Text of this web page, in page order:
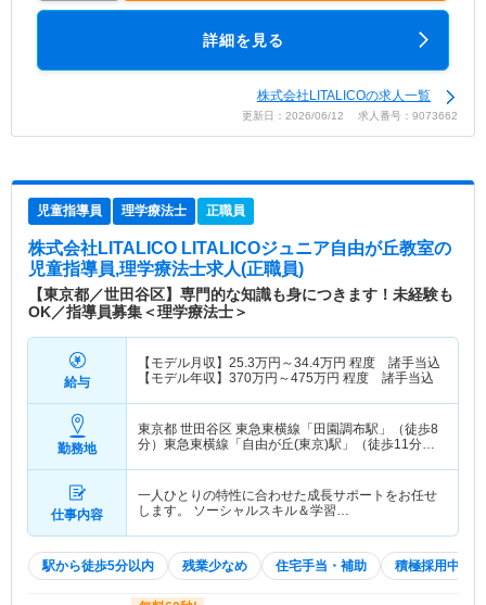
詳細を見る
株式会社LITALICOの求人一覧
更新日：2026/06/12 求人番号：9073662
児童指導員 理学療法士 正職員
株式会社LITALICO LITALICOジュニア自由が丘教室の
児童指導員,理学療法士求人(正職員)
【東京都／世田谷区】専門的な知識も身につきます！未経験も
OK／指導員募集＜理学療法士＞
給与
【モデル月収】 25.3万円～34.4万円 程度 諸手当込
【モデル年収】 370万円～475万円 程度 諸手当込
勤務地
東京都 世田谷区 東急東横線「田園調布駅」（徒歩8
分）東急東横線「自由が丘(東京)駅」（徒歩11分）
仕事内容
一人ひとりの特性に合わせた成長サポートをお任せ
します。 ソーシャルスキル＆学習…
駅から徒歩5分以内 残業少なめ 住宅手当・補助 積極採用中